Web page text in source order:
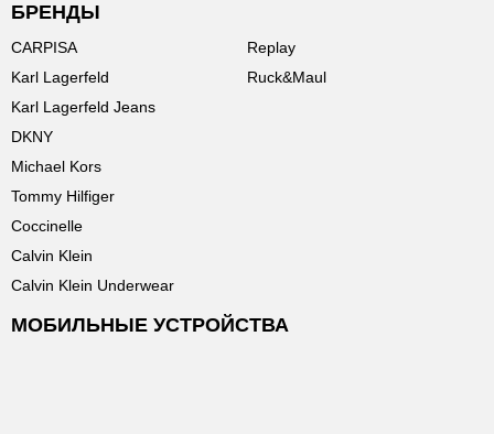
БРЕНДЫ
CARPISA
Karl Lagerfeld
Karl Lagerfeld Jeans
DKNY
Michael Kors
Tommy Hilfiger
Coccinelle
Calvin Klein
Calvin Klein Underwear
Replay
Ruck&Maul
МОБИЛЬНЫЕ УСТРОЙСТВА